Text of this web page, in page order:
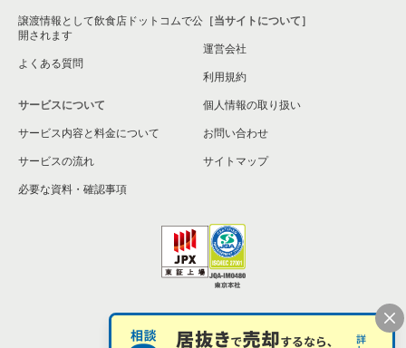
和泉市の飲食店の居抜き売却物件の案件一覧
池田市の飲食店の居抜き売却物件の案件一覧
大阪市大正区の飲食店の居抜き売却物件の案件一覧
大阪市平野区の飲食店の居抜き売却物件の案件一覧
大阪市住吉区の飲食店の居抜き売却物件の案件一覧
柏原市の飲食店の居抜き売却物件の案件一覧
譲渡情報として飲食店ドットコムで公
開されます
よくある質問
サービスについて
サービス内容と料金について
サービスの流れ
必要な資料・確認事項
［当サイトについて］
運営会社
利用規約
個人情報の取り扱い
お問い合わせ
サイトマップ
個人情報の取扱い